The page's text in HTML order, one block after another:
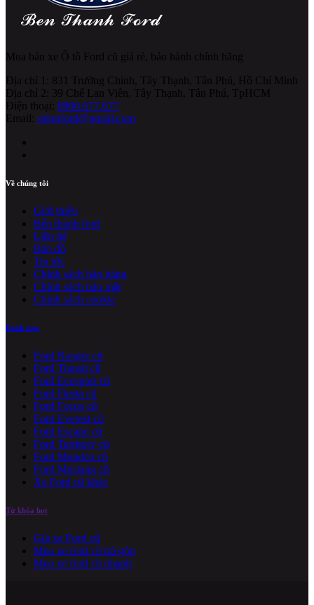
Mua bán xe Ô tô Ford cũ giá rẻ, bảo hành chính hãng
Địa chỉ 1: 831 Trường Chinh, Tây Thạnh, Tân Phú, Hồ Chí Minh
Địa chỉ 2: 39 Chế Lan Viên, Tây Thạnh, Tân Phú, TpHCM
Điện thoại: 0906.677.677
Email: salonford@gmail.com
Về chúng tôi
Giới thiệu
Bến thành ford
Liên hệ
Bản đồ
Tin tức
Chính sách bán hàng
Chính sách bảo mật
Chính sách cookie
Danh mục
Ford Ranger cũ
Ford Transit cũ
Ford Ecosport cũ
Ford Fiesta cũ
Ford Focus cũ
Ford Everest cũ
Ford Escape cũ
Ford Territory cũ
Ford Mondeo cũ
Ford Mustang cũ
Xe Ford cũ khác
Từ khóa hot
Giá xe Ford cũ
Mua xe ford cũ trả góp
Mua xe ford cũ nhanh